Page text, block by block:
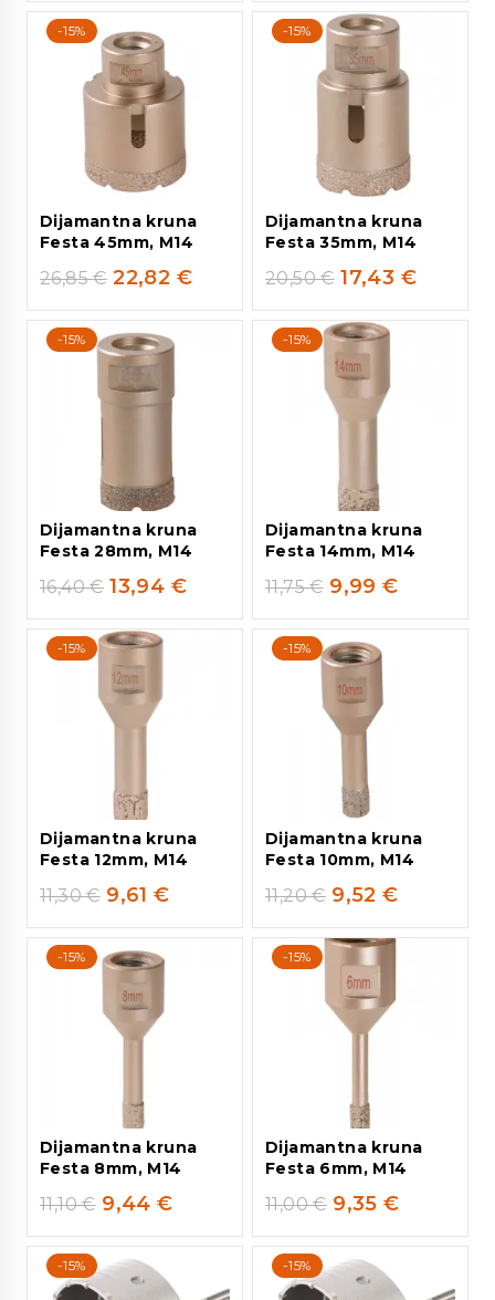
-15%
Dijamantna kruna
Festa 45mm, M14
26,85€ 22,82 €
-15%
Dijamantna kruna
Festa 35mm, M14
20,50€ 17,43 €
-15%
Dijamantna kruna
Festa 28mm, M14
16,40€ 13,94 €
-15%
Dijamantna kruna
Festa 14mm, M14
11,75€ 9,99€
-15%
Dijamantna kruna
Festa 12mm, M14
11,30€ 9,61€
-15%
Dijamantna kruna
Festa 10mm, M14
11,20€ 9,52€
-15%
Dijamantna kruna
Festa 8mm, M14
11,10€ 9,44€
-15%
Dijamantna kruna
Festa 6mm, M14
11,00€ 9,35€
-15% -15%